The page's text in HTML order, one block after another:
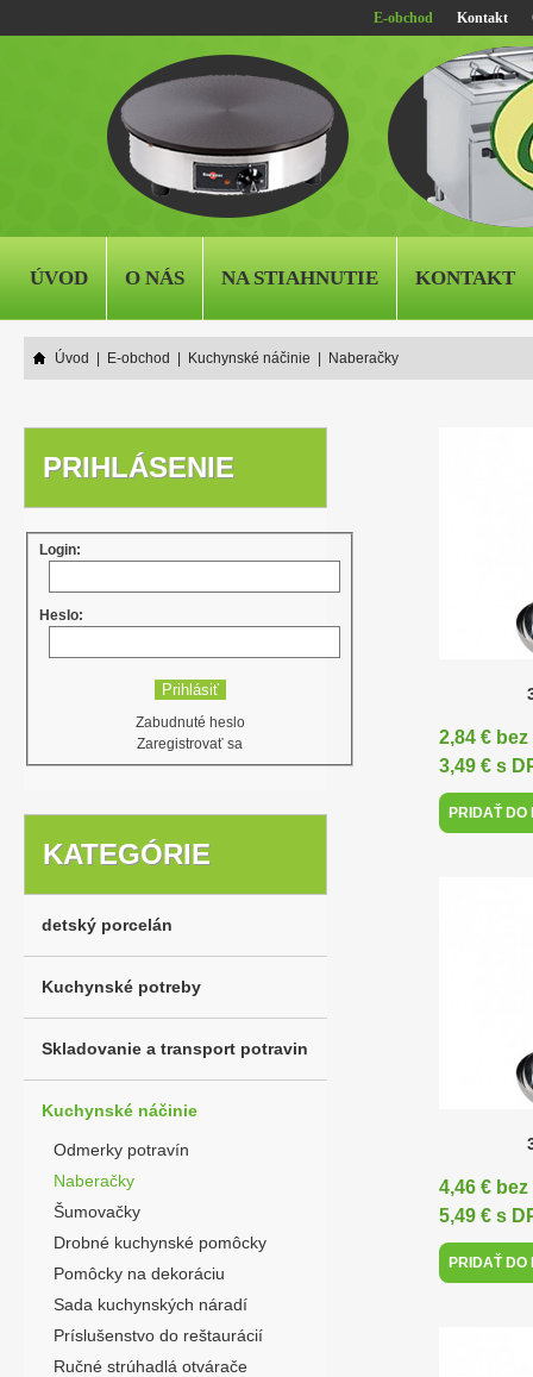
E-obchod Kontakt
ÚVOD O NÁS NA STIAHNUTIE KONTAKT
Úvod E-obchod Kuchynské náčinie Naberačky
2,84 € bez
3,49 € s
PRIDAŤ DO
4,46 € bez
5,49 € s
PRIDAŤ DO
PRIHLÁSENIE
Login:
Heslo:
Zabudnuté heslo
Zaregistrovať sa
KATEGÓRIE
detský porcelán
Kuchynské potreby
Skladovanie a transport potravin
Kuchynské náčinie
Odmerky potravín
Naberačky
Šumovačky
Drobné kuchynské pomôcky
Pomôcky na dekoráciu
Sada kuchynských náradí
Príslušenstvo do reštaurácií
Ručné strúhadlá otvárače